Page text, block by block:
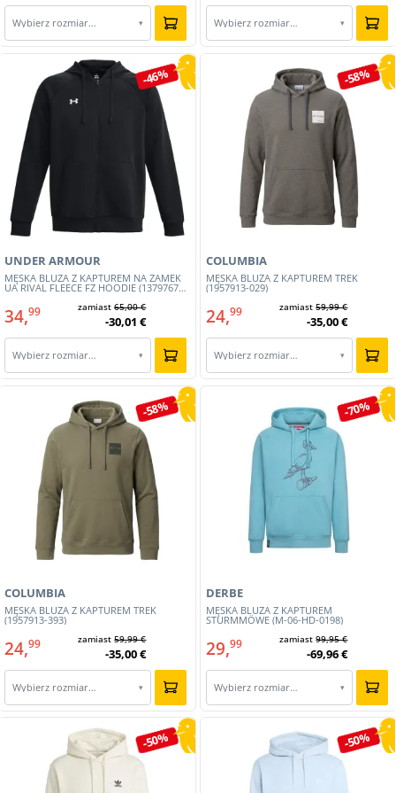
Wybierz rozmiar… ▾ Wybierz rozmiar… ▾
-46%
MĘSKA BLUZA Z KAPTUREM NA ZAMEK
UA RIVAL FLEECE FZ HOODIE (1379767-
UNDER ARMOUR
34,99 zamiast65,00 €
-30,01 €
Wybierz rozmiar… ▾
-58%
MĘSKA BLUZA Z KAPTUREM TREK
(1957913-029)
COLUMBIA
24,99 zamiast59,99 €
-35,00 €
Wybierz rozmiar… ▾
-58%
MĘSKA BLUZA Z KAPTUREM TREK
(1957913-393)
COLUMBIA
24,99 zamiast59,99 €
-35,00 €
Wybierz rozmiar… ▾
-70%
MĘSKA BLUZA Z KAPTUREM
STURMMÖWE (M-06-HD-0198)
DERBE
29,99 zamiast99,95 €
-69,96 €
Wybierz rozmiar… ▾
-50% -50%